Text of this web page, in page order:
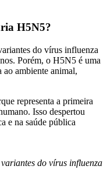
H5N5?
do vírus influenza
Porém, o H5N5 é uma
ao ambiente animal,
representa a primeira
Isso despertou
e na saúde pública
do vírus influenza